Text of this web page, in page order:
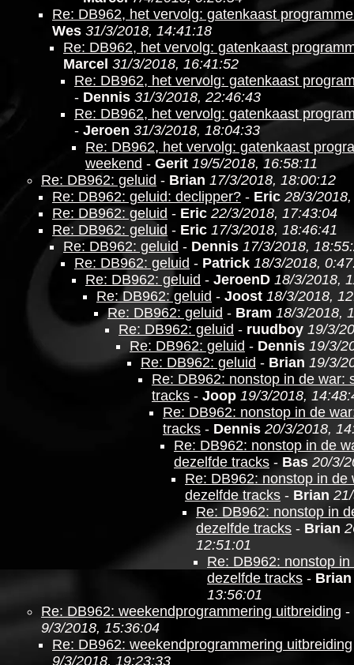
Re: DB962, het vervolg: gatenkaast
Wes 31/3/2018, 14:41:18
Re: DB962, het vervolg: gatenkaast
Marcel 31/3/2018, 16:41:52
Re: DB962, het vervolg: gatenkaast
- Dennis 31/3/2018, 22:46:43
Re: DB962, het vervolg: gatenkaast
- Jeroen 31/3/2018, 18:04:33
Re: DB962, het vervolg: gatenkaast
weekend - Gerit 19/5/2018, 16:58:11
Re: DB962: geluid - Brian 17/3/2018, 18:00:12
Re: DB962: geluid: declipper? - Eric 28/3/
Re: DB962: geluid - Eric 22/3/2018, 17:43:04
Re: DB962: geluid - Eric 17/3/2018, 18:46:41
Re: DB962: geluid - Dennis 17/3/2018,
Re: DB962: geluid - Patrick 18/3/2018,
Re: DB962: geluid - JeroenD 18/3/2018,
Re: DB962: geluid - Joost 18/3/2018,
Re: DB962: geluid - Bram 18/3/2018,
Re: DB962: geluid - ruudboy 19/3/
Re: DB962: geluid - Dennis 19/3/
Re: DB962: geluid - Brian 19/3/
Re: DB962: nonstop in de war:
tracks - Joop 19/3/2018,
Re: DB962: nonstop in de
tracks - Dennis 20/3/2018,
Re: DB962: nonstop in de
dezelfde tracks - Bas 20/3/
Re: DB962: nonstop in de
dezelfde tracks - Brian
Re: DB962: nonstop in
dezelfde tracks - Brian
12:51:01
Re: DB962: nonstop
dezelfde tracks - Brian
13:56:01
Re: DB962: weekendprogrammering uitbreiding -
9/3/2018, 15:36:04
Re: DB962: weekendprogrammering uitbreiding
9/3/2018, 19:23:33